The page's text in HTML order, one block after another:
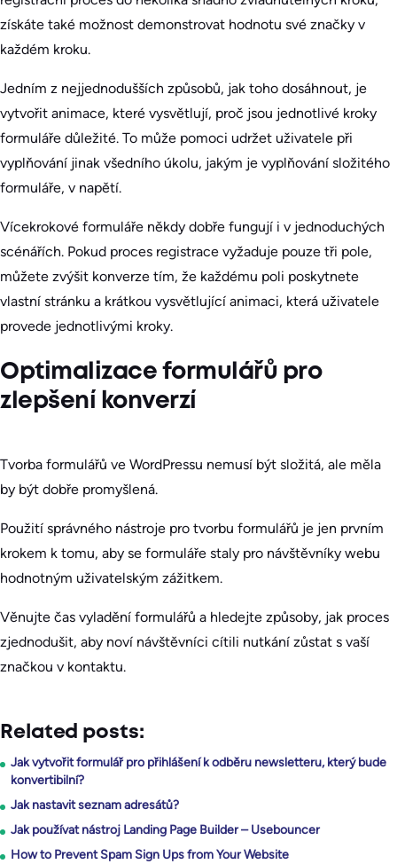
získáte také možnost demonstrovat hodnotu své značky v
každém kroku.
Jedním z nejjednodušších způsobů, jak toho dosáhnout, je
vytvořit animace, které vysvětlují, proč jsou jednotlivé kroky
formuláře důležité. To může pomoci udržet uživatele při
vyplňování jinak všedního úkolu, jakým je vyplňování složitého
formuláře, v napětí.
Vícekrokové formuláře někdy dobře fungují i v jednoduchých
scénářích. Pokud proces registrace vyžaduje pouze tři pole,
můžete zvýšit konverze tím, že každému poli poskytnete
vlastní stránku a krátkou vysvětlující animaci, která uživatele
provede jednotlivými kroky.
Optimalizace formulářů pro
zlepšení konverzí
Tvorba formulářů ve WordPressu nemusí být složitá, ale měla
by být dobře promyšlená.
Použití správného nástroje pro tvorbu formulářů je jen prvním
krokem k tomu, aby se formuláře staly pro návštěvníky webu
hodnotným uživatelským zážitkem.
Věnujte čas vyladění formulářů a hledejte způsoby, jak proces
zjednodušit, aby noví návštěvníci cítili nutkání zůstat s vaší
značkou v kontaktu.
Related posts:
Jak vytvořit formulář pro přihlášení k odběru newsletteru, který bude
konvertibilní?
Jak nastavit seznam adresátů?
Jak používat nástroj Landing Page Builder – Usebouncer
How to Prevent Spam Sign Ups from Your Website